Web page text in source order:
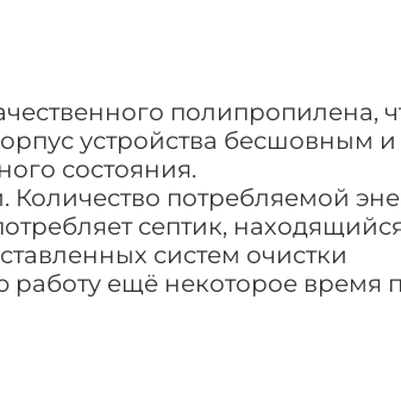
полипропилена,
устройства бесшовным
состояния.
Количество потребляемой
септик,
систем очистки
работу ещё некоторое время